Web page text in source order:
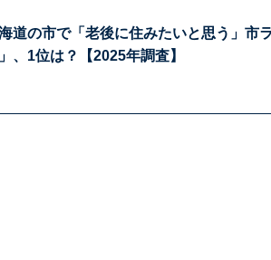
道の市で「老後に住みたいと思う」市
、1位は？【2025年調査】